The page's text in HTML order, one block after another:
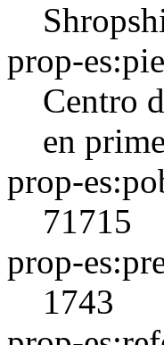
prop-
Centro
en
prop-
71715
prop-
1743